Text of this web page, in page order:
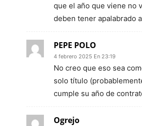
que el año que viene no
deben tener apalabrado
PEPE POLO
4 febrero 2025 En 23:19
No creo que eso sea
solo título
cumple su año de
Ogrejo